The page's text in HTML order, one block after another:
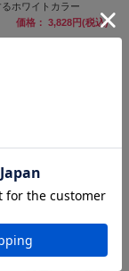
ホワイトカラー
価格： 3,828円(税込)
ーゲーム 22LB（1.5
ホワイトカラー
ーゲーム 26LB（2号）
価格： 3,102円(税込)